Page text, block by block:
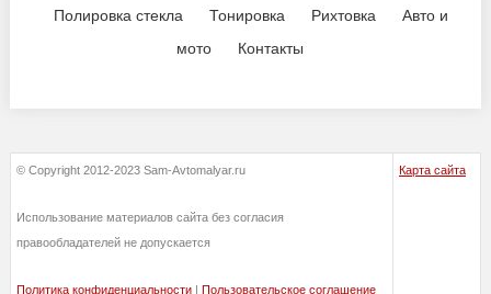
Полировка стекла
Тонировка Рихтовка
Авто и
мото
Контакты
© Copyright 2012-2023 Sam-Avtomalyar.ru
Использование материалов сайта без согласия
правообладателей не допускается
Политика конфиденциальности | Пользовательское соглашение
Карта сайта